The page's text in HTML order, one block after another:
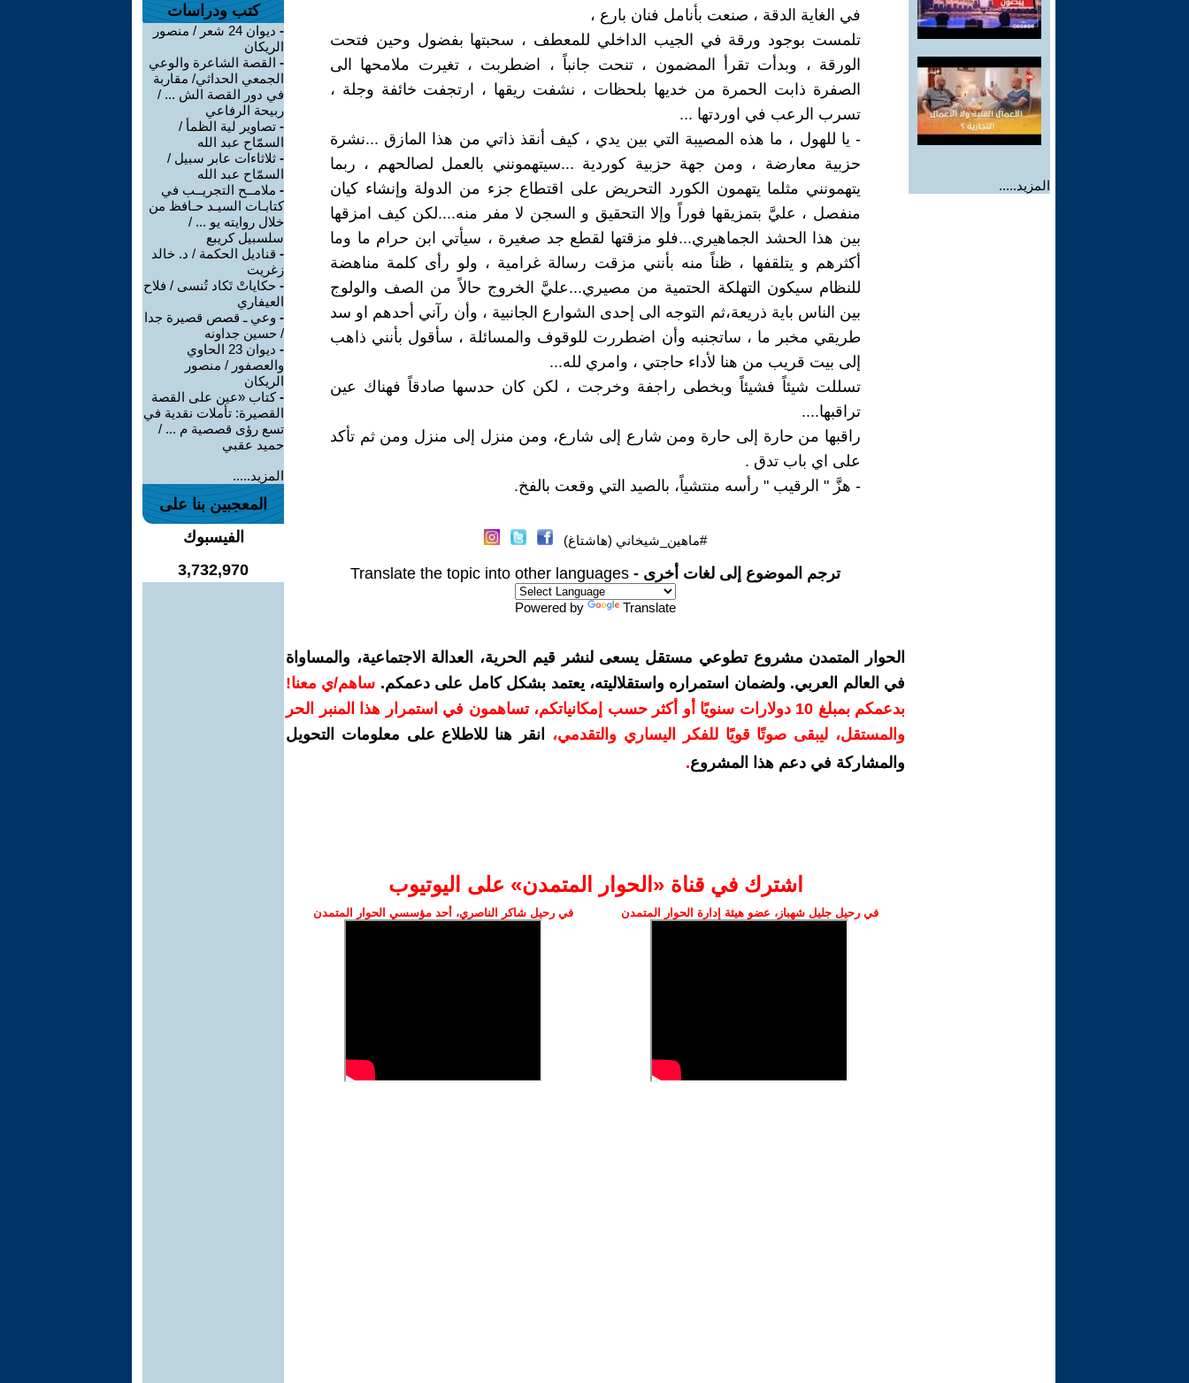
المزيد.....
في الغاية الدقة ، صنعت بأنامل فنان بارع ،
تلمست بوجود ورقة في الجيب الداخلي للمعطف ، سحبتها بفضول وحين فتحت
الورقة ، وبدأت تقرأ المضمون ، تنحت جانباً ، اضطربت ، تغيرت ملامحها الى
الصفرة ذابت الحمرة من خديها بلحظات ، نشفت ريقها ، ارتجفت خائفة وجلة ،
تسرب الرعب في اوردتها ...
- يا للهول ، ما هذه المصيبة التي بين يدي ، كيف أنقذ ذاتي من هذا المازق ...نشرة
حزبية معارضة ، ومن جهة حزبية كوردية ...سيتهمونني بالعمل لصالحهم ، ربما
يتهمونني مثلما يتهمون الكورد التحريض على اقتطاع جزء من الدولة وإنشاء كيان
منفصل ، عليَّ بتمزيقها فوراً وإلا التحقيق و السجن لا مفر منه....لكن كيف امزقها
بين هذا الحشد الجماهيري...فلو مزقتها لقطع جد صغيرة ، سيأتي ابن حرام ما وما
أكثرهم و يتلقفها ، ظناً منه بأنني مزقت رسالة غرامية ، ولو رأى كلمة مناهضة
للنظام سيكون التهلكة الحتمية من مصيري...عليَّ الخروج حالاً من الصف والولوج
بين الناس باية ذريعة،ثم التوجه الى إحدى الشوارع الجانبية ، وأن رآني أحدهم او سد
طريقي مخبر ما ، ساتجنبه وأن اضطررت للوقوف والمسائلة ، سأقول بأنني ذاهب
إلى بيت قريب من هنا لأداء حاجتي ، وامري لله...
تسللت شيئاً فشيئاً وبخطى راجفة وخرجت ، لكن كان حدسها صادقاً فهناك عين
تراقبها....
راقبها من حارة إلى حارة ومن شارع إلى شارع، ومن منزل إلى منزل ومن ثم تأكد
على اي باب تدق .
- هزَّ " الرقيب " رأسه منتشياً، بالصيد التي وقعت بالفخ.
#ماهين_شيخاني (هاشتاغ)
ترجم الموضوع إلى لغات أخرى - Translate the topic into other languages
Powered by Translate
الحوار المتمدن مشروع تطوعي مستقل يسعى لنشر قيم الحرية، العدالة الاجتماعية، والمساواة
في العالم العربي. ولضمان استمراره واستقلاليته، يعتمد بشكل كامل على دعمكم. ساهم/ي معنا!
بدعمكم بمبلغ 10 دولارات سنويًا أو أكثر حسب إمكانياتكم، تساهمون في استمرار هذا المنبر الحر
والمستقل، ليبقى صوتًا قويًا للفكر اليساري والتقدمي،
انقر هنا للاطلاع على معلومات التحويل
والمشاركة في دعم هذا المشروع.
اشترك في قناة ‫«الحوار المتمدن» على اليوتيوب
في رحيل جليل شهباز، عضو هيئة إدارة الحوار المتمدن في رحيل شاكر الناصري، أحد مؤسسي الحوار المتمدن
كتب ودراسات
-
ديوان 24 شعر / منصور
الريكان
- القصة الشاعرة والوعي
الجمعي الحداثي/ مقاربة
في دور القصة الش ... /
ربيحة الرفاعي
- تصاوير لية الظمأ /
السمّاح عبد الله
- ثلاثاءات عابر سبيل /
السمّاح عبد الله
- ملامــح التجريــب في
كتابـات السيـد حـافظ من
خلال روايته يو ... /
سلسبيل كريبع
- قناديل الحكمة / د. خالد
زغريت
- حكاياتْ تَكاد تُنسى / فلاح
العيفاري
- وعي ـ قصص قصيرة جدا
/ حسين جداونه
-
ديوان 23 الحاوي
والعصفور / منصور
الريكان
-كتاب «عين على القصة
القصيرة: تأملات نقدية في
تسع رؤى قصصية م ... /
حميد عقبي
المزيد.....
المعجبين بنا على
الفيسبوك
3,732,970